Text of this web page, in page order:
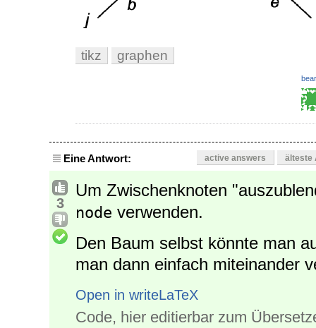
tikz graphen
Eine Antwort: active answers älteste
3
Um Zwischenknoten
node verwenden.
Den Baum selbst könnte man
man dann einfach miteinander
Open in writeLaTeX
Code, hier editierbar zum